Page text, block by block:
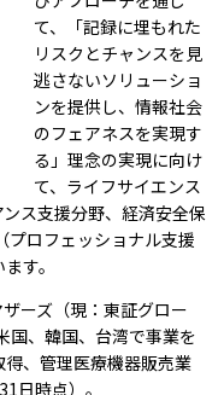
て、「記録に埋もれた
リスクとチャンスを見
逃さないソリューショ
ンを提供し、情報社会
のフェアネスを実現す
る」理念の実現に向け
て、ライフサイエンス
ス支援分野、経済安全保
プロフェッショナル支援
す。
ーズ（現：東証グロー
国、韓国、台湾で事業を
、管理医療機器販売業
日時点）。